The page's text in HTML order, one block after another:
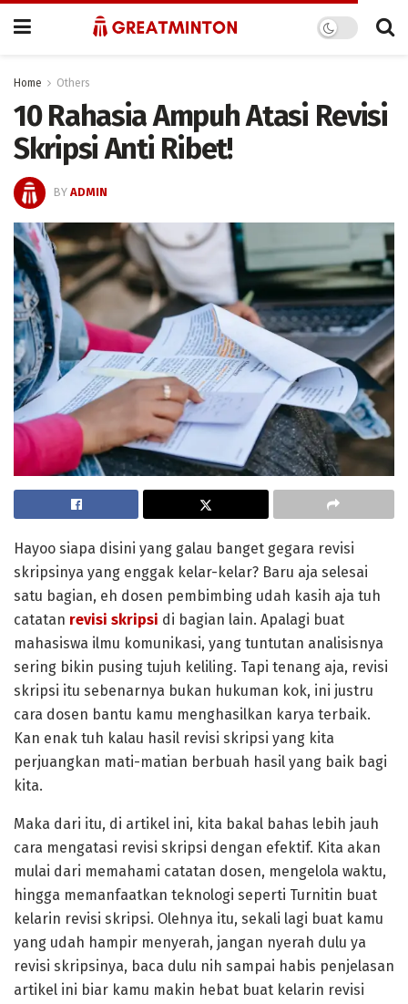
Home Others
10 Rahasia Ampuh Atasi Revisi
Skripsi Anti Ribet!
BY ADMIN
Hayoo siapa disini yang galau banget gegara revisi
skripsinya yang enggak kelar-kelar? Baru aja selesai
satu bagian, eh dosen pembimbing udah kasih aja tuh
catatan revisi skripsi di bagian lain. Apalagi buat
mahasiswa ilmu komunikasi, yang tuntutan analisisnya
sering bikin pusing tujuh keliling. Tapi tenang aja, revisi
skripsi itu sebenarnya bukan hukuman kok, ini justru
cara dosen bantu kamu menghasilkan karya terbaik.
Kan enak tuh kalau hasil revisi skripsi yang kita
perjuangkan mati-matian berbuah hasil yang baik bagi
kita.
Maka dari itu, di artikel ini, kita bakal bahas lebih jauh
cara mengatasi revisi skripsi dengan efektif. Kita akan
mulai dari memahami catatan dosen, mengelola waktu,
hingga memanfaatkan teknologi seperti Turnitin buat
kelarin revisi skripsi. Olehnya itu, sekali lagi buat kamu
yang udah hampir menyerah, jangan nyerah dulu ya
revisi skripsinya, baca dulu nih sampai habis penjelasan
artikel ini biar kamu makin hebat buat kelarin revisi